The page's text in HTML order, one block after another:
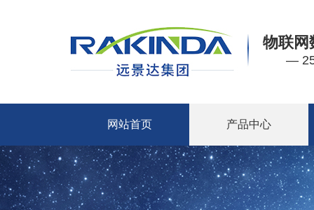
物联网
—
网站首页 产品中心